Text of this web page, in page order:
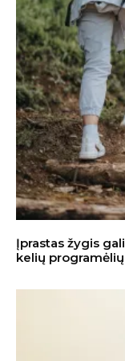
Įprastas žygis
kelių programėlių